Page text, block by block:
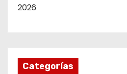
2026
Categorías